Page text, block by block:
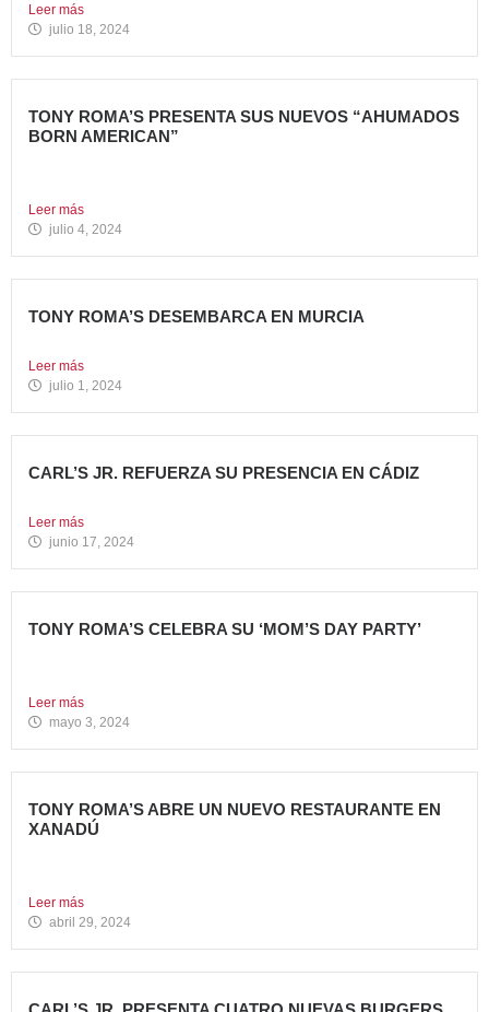
Leer más
julio 18, 2024
TONY ROMA’S PRESENTA SUS NUEVOS “AHUMADOS
BORN AMERICAN”
Leer más
julio 4, 2024
TONY ROMA’S DESEMBARCA EN MURCIA
Leer más
julio 1, 2024
CARL’S JR. REFUERZA SU PRESENCIA EN CÁDIZ
Leer más
junio 17, 2024
TONY ROMA’S CELEBRA SU ‘MOM’S DAY PARTY’
Leer más
mayo 3, 2024
TONY ROMA’S ABRE UN NUEVO RESTAURANTE EN
XANADÚ
Leer más
abril 29, 2024